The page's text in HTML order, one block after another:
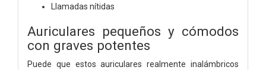
Llamadas nítidas
Auriculares pequeños y cómodos
con graves potentes
Puede que estos auriculares realmente inalámbricos